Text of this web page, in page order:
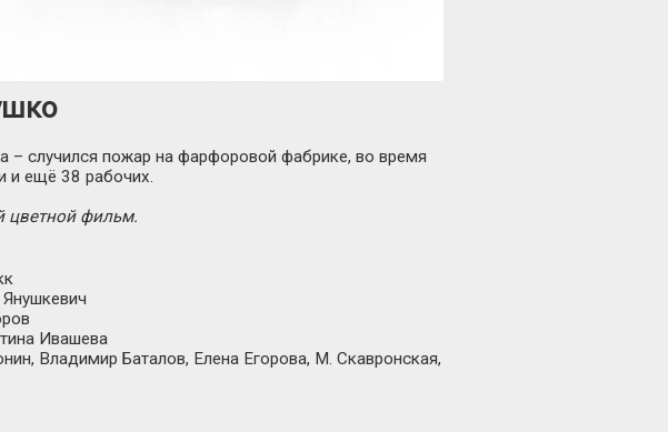
– случился пожар на фарфоровой фабрике, во время
и ещё 38 рабочих.
цветной фильм.
Ивашева
Владимир Баталов, Елена Егорова, М. Скавронская,